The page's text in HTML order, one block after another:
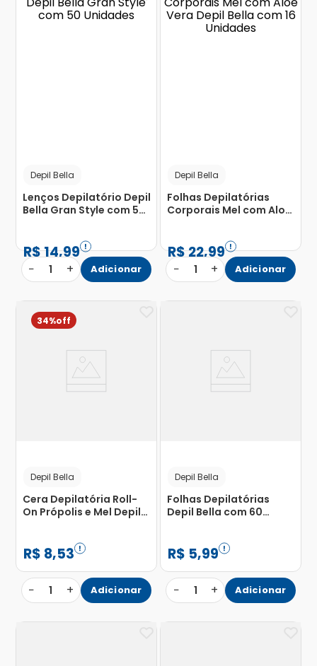
Depil Bella
Lenços Depilatório Depil
Bella Gran Style com 50
R$14,99
− 1 + Adicionar
Depil Bella
Folhas Depilatórias
Corporais Mel com Aloe
R$22,99
− 1 + Adicionar
34%
Depil Bella
Cera Depilatória Roll-
On Própolis e Mel Depil
R$ 8,53
− 1 + Adicionar
Depil Bella
Folhas Depilatórias
Depil Bella com 60
R$ 5,99
− 1 + Adicionar